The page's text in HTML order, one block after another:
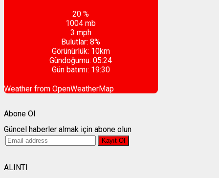
20 %
1004 mb
3 mph
Bulutlar: 8%
Görünürlük: 10km
Gündoğumu: 05:24
Gün batımı: 19:30
Weather from OpenWeatherMap
Abone Ol
Güncel haberler almak için abone olun
ALINTI